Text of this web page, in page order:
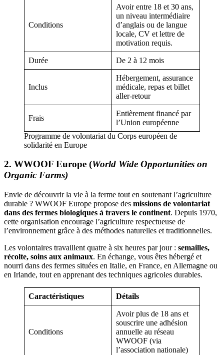
Conditions
Avoir entre 18 et 30 ans,
un niveau intermédiaire
d’anglais ou de langue
locale, CV et lettre de
motivation requis.
Durée De 2 à 12 mois
Inclus
Hébergement, assurance
médicale, repas et billet
aller-retour
Frais
Entièrement financé par
l’Union européenne
Programme de volontariat du Corps européen de
solidarité en Europe
2. WWOOF Europe (World Wide Opportunities on
Organic Farms)
Envie de découvrir la vie à la ferme tout en soutenant l’agriculture
durable ? WWOOF Europe propose des missions de volontariat
dans des fermes biologiques à travers le continent. Depuis 1970,
cette organisation encourage l’agriculture respectueuse de
l’environnement grâce à des méthodes naturelles et traditionnelles.
Les volontaires travaillent quatre à six heures par jour : semailles,
récolte, soins aux animaux. En échange, vous êtes hébergé et
nourri dans des fermes situées en Italie, en France, en Allemagne ou
en Irlande, tout en apprenant des techniques agricoles durables.
Caractéristiques Détails
Conditions
Avoir plus de 18 ans et
souscrire une adhésion
annuelle au réseau
WWOOF (via
l’association nationale)